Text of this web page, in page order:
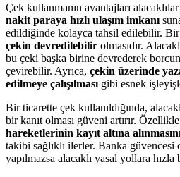
Çek kullanmanın avantajları
nakit paraya hızlı ulaşım imkanı
edildiğinde kolayca tahsil edilebilir. Bir
çekin devredilebilir olmasıdır.
bu çeki başka birine devrederek
çevirebilir. Ayrıca, çekin üzerinde
edilmeye çalışılması gibi esnek
Bir ticarette çek kullanıldığında,
bir kanıt olması güveni artırır.
hareketlerinin kayıt altına
takibi sağlıklı ilerler. Banka
yapılmazsa alacaklı yasal yollara hızla